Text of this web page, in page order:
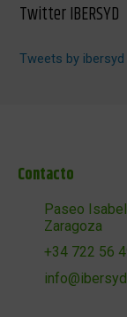
Twitter IBERSYD
Tweets by ibersyd
Contacto
Paseo
Zaragoza
+34 722 56